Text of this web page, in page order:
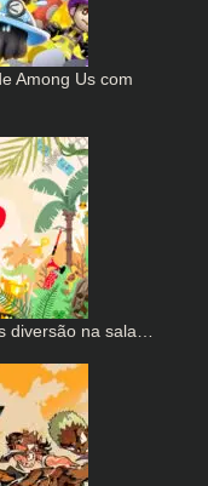
Among Us com
diversão na sala…